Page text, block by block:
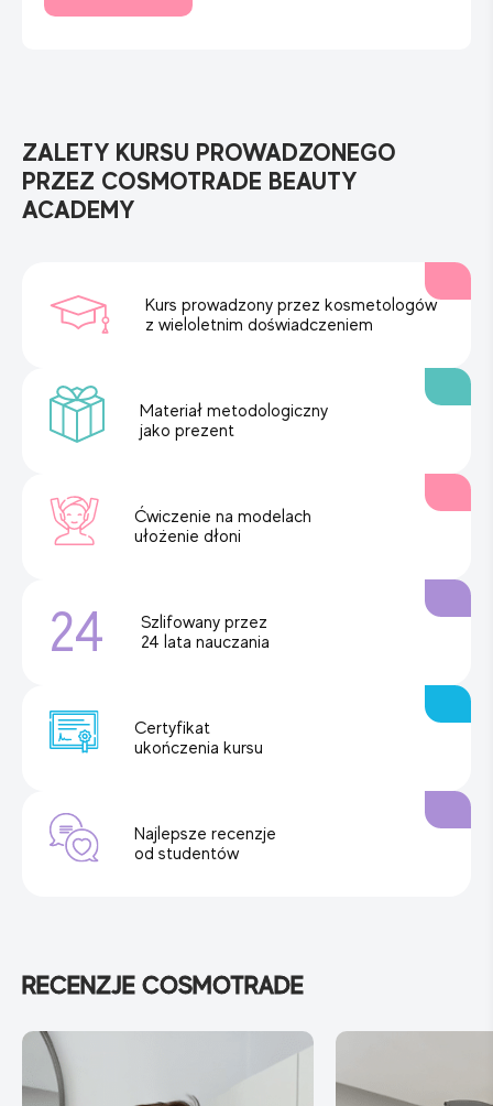
ZALETY KURSU PROWADZONEGO
PRZEZ COSMOTRADE BEAUTY
ACADEMY
Kurs prowadzony przez kosmetologów
z wieloletnim doświadczeniem
Materiał metodologiczny
jako prezent
Ćwiczenie na modelach
ułożenie dłoni
24
Szlifowany przez
24 lata nauczania
Certyfikat
ukończenia kursu
Najlepsze recenzje
od studentów
RECENZJE COSMOTRADE